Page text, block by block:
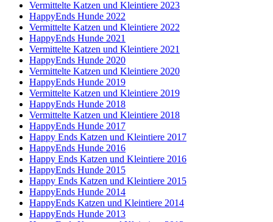
Vermittelte Katzen und Kleintiere 2023
HappyEnds Hunde 2022
Vermittelte Katzen und Kleintiere 2022
HappyEnds Hunde 2021
Vermittelte Katzen und Kleintiere 2021
HappyEnds Hunde 2020
Vermittelte Katzen und Kleintiere 2020
HappyEnds Hunde 2019
Vermittelte Katzen und Kleintiere 2019
HappyEnds Hunde 2018
Vermittelte Katzen und Kleintiere 2018
HappyEnds Hunde 2017
Happy Ends Katzen und Kleintiere 2017
HappyEnds Hunde 2016
Happy Ends Katzen und Kleintiere 2016
HappyEnds Hunde 2015
Happy Ends Katzen und Kleintiere 2015
HappyEnds Hunde 2014
HappyEnds Katzen und Kleintiere 2014
HappyEnds Hunde 2013